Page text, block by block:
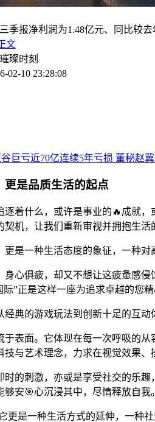
文
璨时刻
02-10 23:28:08
更是品质生活的起点
着什么，或许是事业的🔥成就
机，让我们重新审视并拥抱生活
是一种生活态度的象征，一种对
心俱疲，却又不想让这疲惫感
”正是这样一座为追求卓越的您精
典的游戏玩法到创新十足的互
表面。它体现在每一次呼吸的
与艺术理念，力求在视觉效果、
的刺激，亦或是享受社交的乐
安🎯心沉浸其中，尽情释放自我。
更是一种生活方式的延伸，一